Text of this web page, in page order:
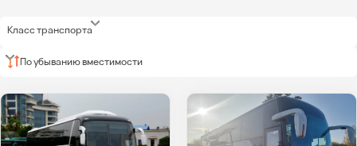
Класс транспорта
По убыванию вместимости